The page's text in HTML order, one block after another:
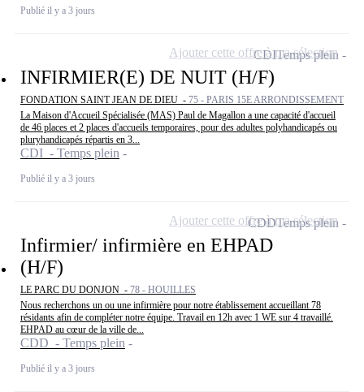
Publié il y a 3 jours
INFIRMIER(E) DE NUIT (H/F)
FONDATION SAINT JEAN DE DIEU - 75 - PARIS 15E ARRONDISSEMENT
La Maison d'Accueil Spécialisée (MAS) Paul de Magallon a une capacité d'accueil
de 46 places et 2 places d'accueils temporaires, pour des adultes polyhandicapés ou
pluryhandicapés répartis en 3...
CDI - Temps plein
Publié il y a 3 jours
CDITemps plein
Ajouter cette offre à ma sélection
Infirmier/ infirmière en EHPAD
(H/F)
LE PARC DU DONJON - 78 - HOUILLES
Nous recherchons un ou une infirmière pour notre établissement accueillant 78
résidants afin de compléter notre équipe. Travail en 12h avec 1 WE sur 4 travaillé.
EHPAD au cœur de la ville de...
CDD - Temps plein
Publié il y a 3 jours
CDDTemps plein
Ajouter cette offre à ma sélection